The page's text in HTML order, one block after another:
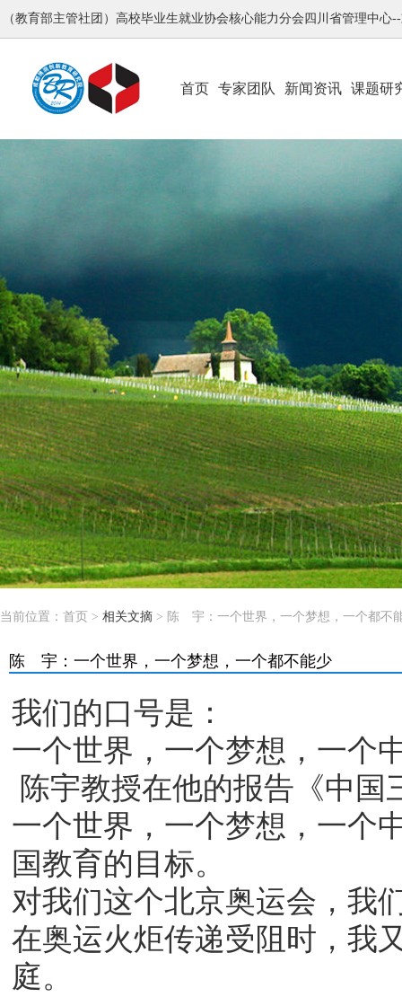
（教育部主管社团）高校毕业生就业协会核心能力分会四川省管理中心
首页 专家团队 新闻资讯 课题研
当前位置： 首页 > 相关文摘 > 陈 宇：一个世界，一个梦想，一个都不
陈 宇：一个世界，一个梦想，一个都不能少
我们的口号是：
一个世界，一个梦想，一个
陈宇教授在他的报告《中国
一个世界，一个梦想，一个
国教育的目标。
对我们这个北京奥运会，我
在奥运火炬传递受阻时，我
庭。